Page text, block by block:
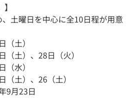
土曜日を中心に全10日程が用意
土）
土）、28日（火）
水）
土）、26（土）
9月23日